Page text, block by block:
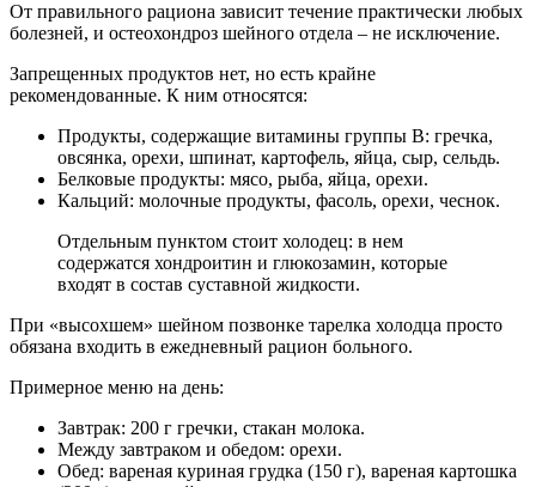
От правильного рациона зависит течение практически любых
болезней, и остеохондроз шейного отдела – не исключение.
Запрещенных продуктов нет, но есть крайне
рекомендованные. К ним относятся:
Продукты, содержащие витамины группы В: гречка,
овсянка, орехи, шпинат, картофель, яйца, сыр, сельдь.
Белковые продукты: мясо, рыба, яйца, орехи.
Кальций: молочные продукты, фасоль, орехи, чеснок.
Отдельным пунктом стоит холодец: в нем
содержатся хондроитин и глюкозамин, которые
входят в состав суставной жидкости.
При «высохшем» шейном позвонке тарелка холодца просто
обязана входить в ежедневный рацион больного.
Примерное меню на день:
Завтрак: 200 г гречки, стакан молока.
Между завтраком и обедом: орехи.
Обед: вареная куриная грудка (150 г), вареная картошка